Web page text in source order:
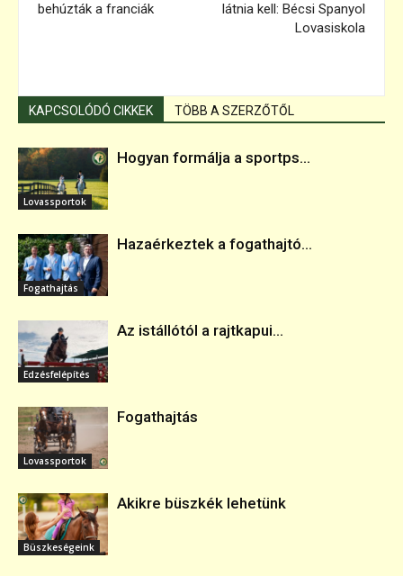
behúzták a franciák
látnia kell: Bécsi Spanyol
Lovasiskola
KAPCSOLÓDÓ CIKKEK TÖBB A SZERZŐTŐL
Lovassportok
Hogyan formálja a sportps...
Fogathajtás
Hazaérkeztek a fogathajtó...
Edzésfelépítés
Az istállótól a rajtkapui...
Lovassportok
Fogathajtás
Büszkeségeink
Akikre büszkék lehetünk